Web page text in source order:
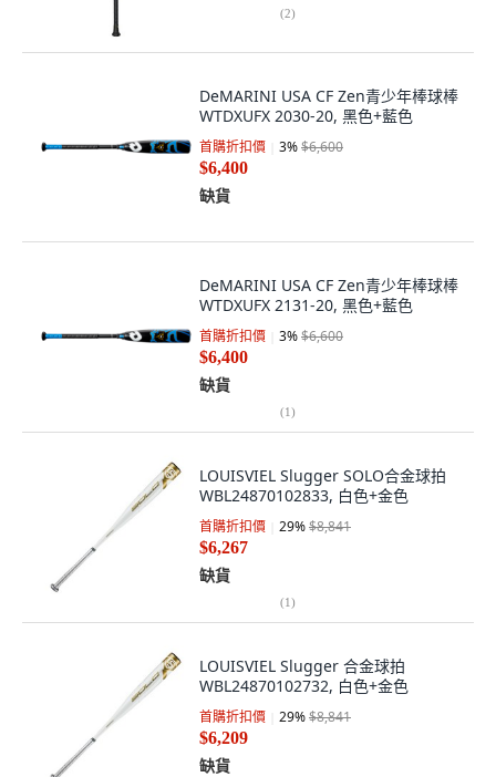
(2)
DeMARINI USA CF Zen青少年棒球棒
WTDXUFX 2030-20, 黑色+藍色
首購折扣價 3%$6,600
$6,400
缺貨
DeMARINI USA CF Zen青少年棒球棒
WTDXUFX 2131-20, 黑色+藍色
首購折扣價 3%$6,600
$6,400
缺貨
(1)
LOUISVIEL Slugger SOLO合金球拍
WBL24870102833, 白色+金色
首購折扣價 29%$8,841
$6,267
缺貨
(1)
LOUISVIEL Slugger 合金球拍
WBL24870102732, 白色+金色
首購折扣價 29%$8,841
$6,209
缺貨